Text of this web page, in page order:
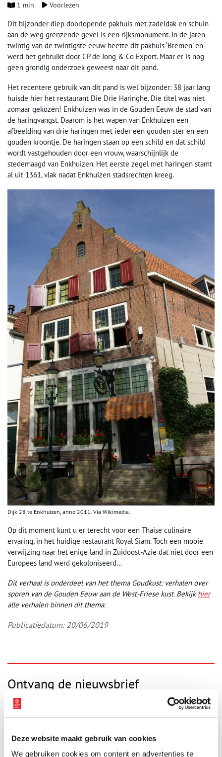
Deze website maakt gebruik van cookies
We gebruiken cookies om content en advertenties te
1 min Voorlezen
Dit bijzonder diep doorlopende pakhuis met zadeldak en schuin
aan de weg grenzende gevel is een rijksmonument. In de jaren
twintig van de twintigste eeuw heette dit pakhuis ‘Bremen’ en
werd het gebruikt door CP de Jong & Co Export. Maar er is nog
geen grondig onderzoek geweest naar dit pand.
Het recentere gebruik van dit pand is wel bijzonder: 38 jaar lang
huisde hier het restaurant Die Drie Haringhe. Die titel was niet
zomaar gekozen! Enkhuizen was in de Gouden Eeuw de stad van
de haringvangst. Daarom is het wapen van Enkhuizen een
afbeelding van drie haringen met ieder een gouden ster en een
gouden kroontje. De haringen staan op een schild en dat schild
wordt vastgehouden door een vrouw, waarschijnlijk de
stedemaagd van Enkhuizen. Het eerste zegel met haringen stamt
al uit 1361, vlak nadat Enkhuizen stadsrechten kreeg.
Dijk 28 te Enkhuizen, anno 2011. Via Wikimedia.
Op dit moment kunt u er terecht voor een Thaise culinaire
ervaring, in het huidige restaurant Royal Siam. Toch een mooie
verwijzing naar het enige land in Zuidoost-Azie dat niet door een
Europees land werd gekoloniseerd…
Dit verhaal is onderdeel van het thema Goudkust: verhalen over
sporen van de Gouden Eeuw aan de West-Friese kust. Bekijkhier
alle verhalen binnen dit thema.
Publicatiedatum: 20/06/2019
Ontvang de nieuwsbrief
Wilt u op de hoogte blijven van de mooiste verhalen en het
laatste erfgoednieuws? Schrijf u dan nu in voor onze